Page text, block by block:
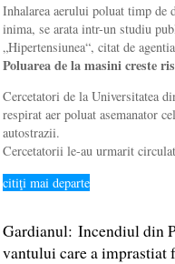
Inhalarea aerului poluat timp de
inima, se arata intr-un studiu
„Hipertensiunea“, citat de
Poluarea de la masini creste
Cercetatori de la Universitatea
respirat aer poluat asemanator
autostrazii.
Cercetatorii le-au urmarit
citiţi mai departe
Gardianul: Incendiul din
vantului care a imprastiat